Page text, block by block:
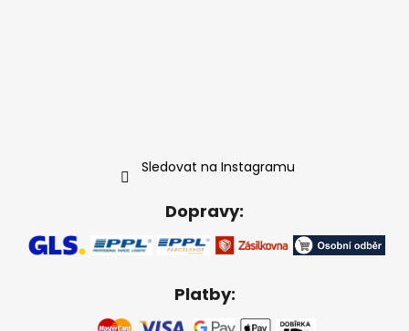
Sledovat na Instagramu
Dopravy:
Platby: